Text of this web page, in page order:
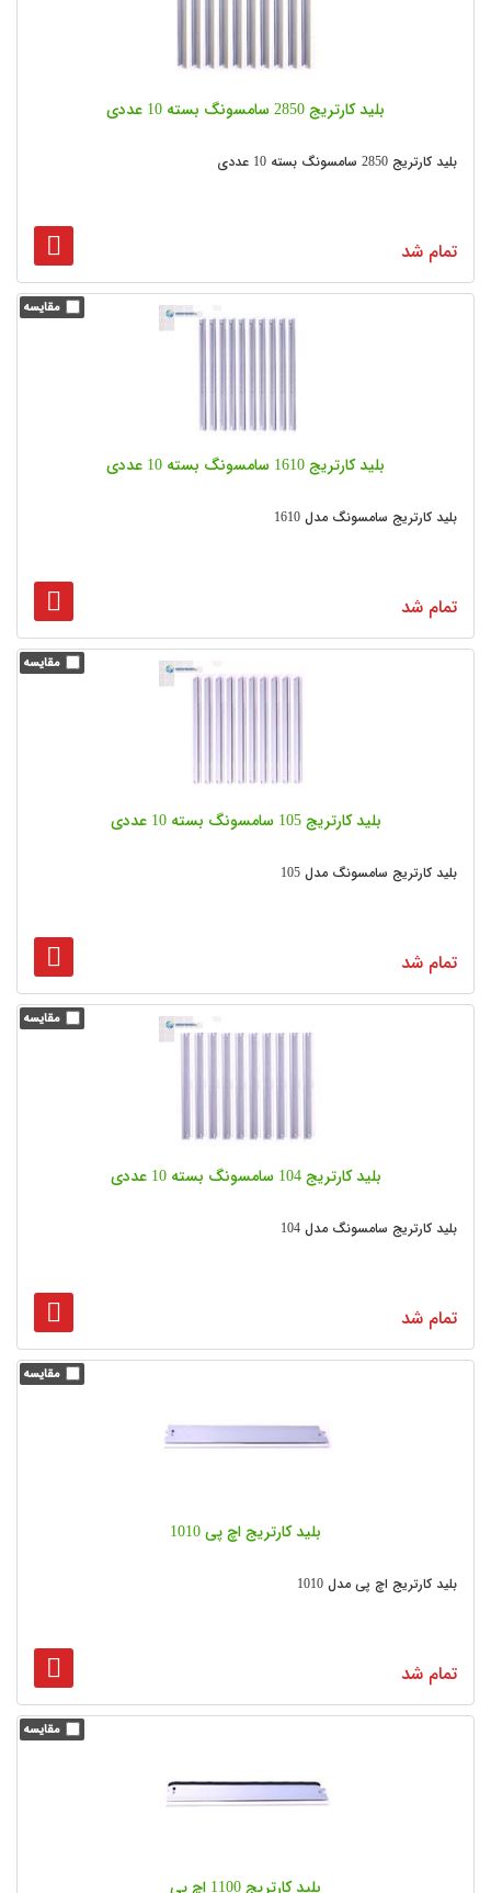
بلید کارتریج 2850 سامسونگ بسته 10 عددی
بلید کارتریج 2850 سامسونگ بسته 10 عددی
تمام شد
بلید کارتریج 1610 سامسونگ بسته 10 عددی
بلید کارتریج سامسونگ مدل 1610
تمام شد
بلید کارتریج 105 سامسونگ بسته 10 عددی
بلید کارتریج سامسونگ مدل 105
تمام شد
بلید کارتریج 104 سامسونگ بسته 10 عددی
بلید کارتریج سامسونگ مدل 104
تمام شد
بلید کارتریج اچ پی 1010
بلید کارتریج اچ پی مدل 1010
تمام شد
بلید کارتریج 1100 اچ پی